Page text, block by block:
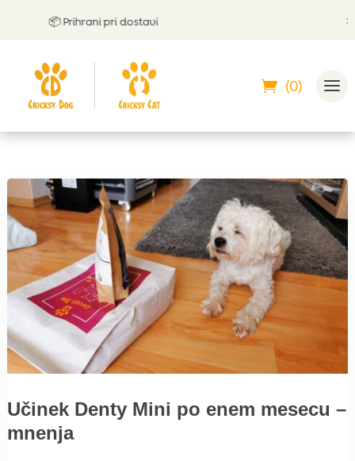
📦 Prihrani pri dostavi
(0)
Učinek Denty Mini po enem mesecu –
mnenja